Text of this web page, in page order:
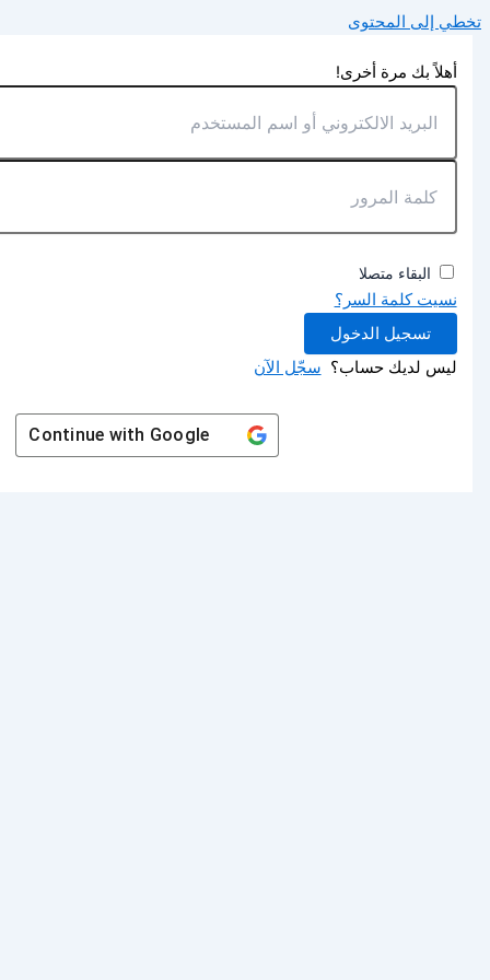
تخطي إلى المحتوى
أهلاً بك مرة أخرى!
البقاء متصلا
نسيت كلمة السر؟
تسجيل الدخول
ليس لديك حساب؟ سجّل الآن
Continue withGoogle